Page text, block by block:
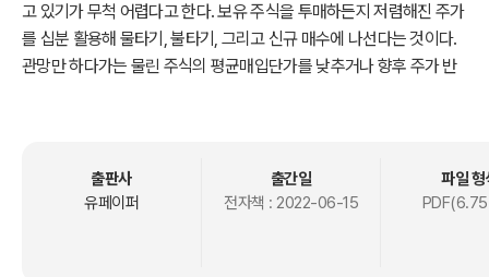
고 있기가 무척 어렵다고 한다. 보유 주식을 투매하든지 저렴해진 주가
를 십분 활용해 물타기, 불타기, 그리고 신규 매수에 나선다는 것이다.
관망만 하다가는 물린 주식의 평균매입단가를 낮추거나 향후 주가 반
다고 한다. 다만 지은이는 우리들에게 하락장의 성격을 매매 시점에서
정확히 분별할 능력이 없어 적시에 관망 전략을 쓰지 못하는 한계가 있
출판사
유페이퍼
출간일
전자책 : 2022-06-15
파일 형